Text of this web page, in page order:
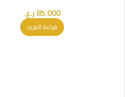
85.000ر.ع.
قراءة المزيد